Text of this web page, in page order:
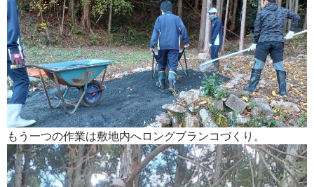
もう一つの作業は敷地内へロングブランコづくり。